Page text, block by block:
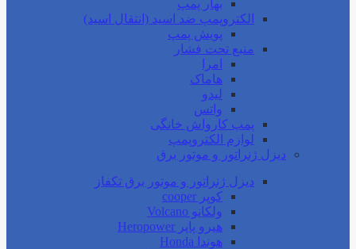
بهار پمپ
الکتروپمپ ضد اسید (انتقال اسید)
پویش پمپ
منبع تحت فشار
امرا
هاماک
لیدو
واتس
پمپ کارواش خانگی
لوازم الکتروپمپ
دیزل ژنراتور و موتور برق
دیزل ژنراتور و موتور برق تکفاز
کوپر cooper
ولکانو Volcano
هیرو پاپر Heropower
هوندا Honda